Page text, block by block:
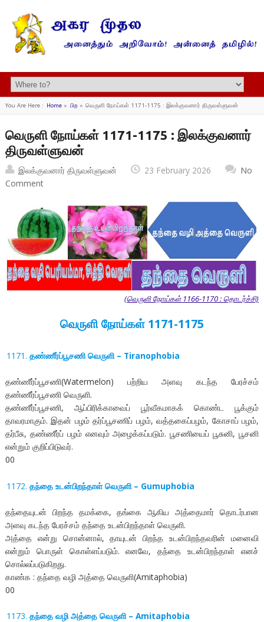
You Are Here : Home» பிற» வெருளி நோய்கள் 1171-1175 : இலக்குவனார் திருவள்ளுவன்
வெருளி நோய்கள் 1171-1175 : இலக்குவனார்
திருவள்ளுவன்
இலக்குவனார் திருவள்ளுவன் 23 February 2026
No
Comment
(வெருளி நோய்கள் 1166-1170 : தொடர்ச்சி)
வெருளி நோய்கள் 1171-1175
தண்ணீர்ப்பூசணி வெருளி – Tiranophobia
தண்ணீர்ப்பூசணி(Watermelon) பற்றிய அளவு கடந்த பேரச்சம்
தண்ணீர்ப்பூசணி வெருளி.
தண்ணீர்ப்பூசணி, ஆப்பிரிக்காவைப் பூர்வீகமாகக் கொண்ட பூக்கும்
தாவரமாகும். இதன் பழம் தர்ப்பூசணிப் பழம், வத்தகைப்பழம், கோசாப் பழம்,
தர்பீசு, தண்ணீர்ப் பழம் எனவும் அழைக்கப்படும். பூசணியைப் பூசுனி, பூசனி
என்றும் குறிப்பிடுவர்.
00
தந்தை உடன்பிறந்தாள் வெருளி – Gumuphobia
தந்தையுடன் பிறந்த தமக்கை, தங்கை ஆகிய அத்தைமார் தொடர்பான
அளவு கடந்த பேரச்சம் தந்தை உடன்பிறந்தாள் வெருளி.
அத்தை என்று சொன்னால், தாயுடன் பிறந்த உடன்பிறந்தவரின் மனைவி
என்றும் பொருள் கொள்ளப்படும். எனவே, தந்தை உடன்பிறந்தாள் எனச்
சொல்லப்படுகிறது.
காண்க : தந்தை வழி அத்தை வெருளி(Amitaphobia)
00
தந்தை வழி அத்தை வெருளி – Amitaphobia